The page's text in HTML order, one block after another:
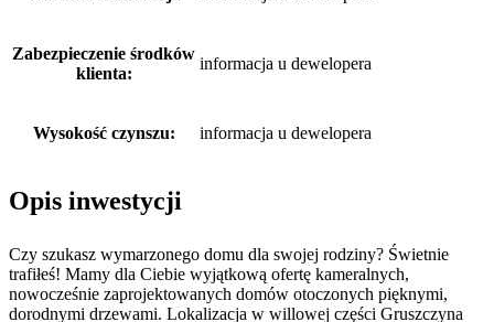
Zabezpieczenie środków
klienta:
informacja u dewelopera
Wysokość czynszu: informacja u dewelopera
Opis inwestycji
Czy szukasz wymarzonego domu dla swojej rodziny? Świetnie
trafiłeś! Mamy dla Ciebie wyjątkową ofertę kameralnych,
nowocześnie zaprojektowanych domów otoczonych pięknymi,
dorodnymi drzewami. Lokalizacja w willowej części Gruszczyna